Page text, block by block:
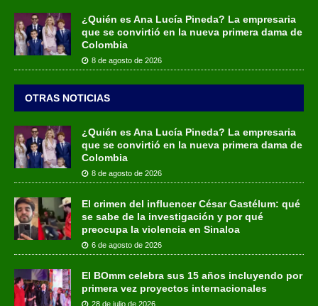
¿Quién es Ana Lucía Pineda? La empresaria
que se convirtió en la nueva primera dama de
Colombia
8 de agosto de 2026
OTRAS NOTICIAS
¿Quién es Ana Lucía Pineda? La empresaria
que se convirtió en la nueva primera dama de
Colombia
8 de agosto de 2026
El crimen del influencer César Gastélum: qué
se sabe de la investigación y por qué
preocupa la violencia en Sinaloa
6 de agosto de 2026
El BOmm celebra sus 15 años incluyendo por
primera vez proyectos internacionales
28 de julio de 2026